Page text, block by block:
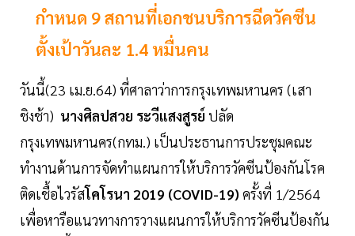
กำหนด 9 สถานที่เอกชนบริการฉีดวัคซีน
ตั้งเป้าวันละ 1.4 หมื่นคน
วันนี้(23 เม.ย.64) ที่ศาลาว่าการกรุงเทพมหานคร (เสา
ชิงช้า) นางศิลปสวย ระวีแสงสูรย์ ปลัด
กรุงเทพมหานคร(กทม.) เป็นประธานการประชุมคณะ
ทำงานด้านการจัดทำแผนการให้บริการวัคซีนป้องกันโรค
ติดเชื้อไวรัสโคโรนา 2019 (COVID-19) ครั้งที่ 1/2564
เพื่อหารือแนวทางการวางแผนการให้บริการวัคซีนป้องกัน